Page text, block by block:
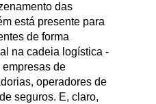
das
está presente para
de forma
na cadeia logística -
de
operadores de
seguros. E, claro,